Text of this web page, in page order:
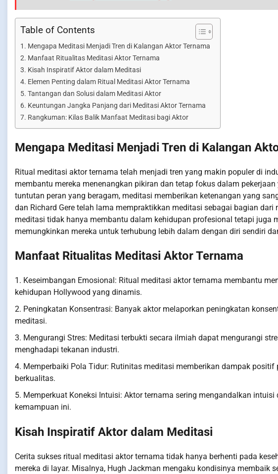
Table of Contents
Mengapa Meditasi Menjadi Tren di Kalangan Aktor Ternama
Manfaat Ritualitas Meditasi Aktor Ternama
Kisah Inspiratif Aktor dalam Meditasi
Elemen Penting dalam Ritual Meditasi Aktor Ternama
Tantangan dan Solusi dalam Meditasi Aktor
Keuntungan Jangka Panjang dari Meditasi Aktor Ternama
Rangkuman: Kilas Balik Manfaat Meditasi bagi Aktor
Mengapa Meditasi Menjadi Tren di Kalangan
Ritual meditasi aktor ternama telah menjadi tren yang makin populer di
membantu mereka menenangkan pikiran dan tetap fokus dalam
tuntutan peran yang beragam, meditasi memberikan ketenangan yang
dan Richard Gere telah lama mempraktikkan meditasi sebagai bagian
meditasi tidak hanya membantu dalam kehidupan profesional tetapi juga
memungkinkan mereka untuk terhubung lebih dalam dengan diri sendiri
Manfaat Ritualitas Meditasi Aktor Ternama
1. Keseimbangan Emosional: Ritual meditasi aktor ternama membantu
kehidupan Hollywood yang dinamis.
2. Peningkatan Konsentrasi: Banyak aktor melaporkan peningkatan
meditasi.
3. Mengurangi Stres: Meditasi terbukti secara ilmiah dapat mengurangi
menghadapi tekanan industri.
4. Memperbaiki Pola Tidur: Rutinitas meditasi memberikan dampak
berkualitas.
5. Memperkuat Koneksi Intuisi: Aktor ternama sering mengandalkan
kemampuan ini.
Kisah Inspiratif Aktor dalam Meditasi
Cerita sukses ritual meditasi aktor ternama tidak hanya berhenti pada
mereka di layar. Misalnya, Hugh Jackman mengaku kondisinya membaik